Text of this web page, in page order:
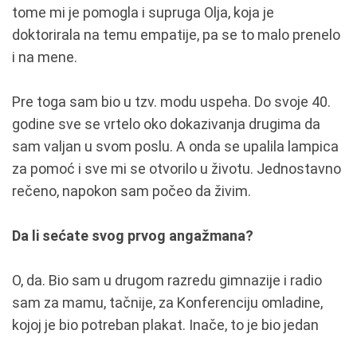
tome mi je pomogla i supruga Olja, koja je
doktorirala na temu empatije, pa se to malo prenelo
i na mene.
Pre toga sam bio u tzv. modu uspeha. Do svoje 40.
godine sve se vrtelo oko dokazivanja drugima da
sam valjan u svom poslu. A onda se upalila lampica
za pomoć i sve mi se otvorilo u životu. Jednostavno
rečeno, napokon sam počeo da živim.
Da li sećate svog prvog angažmana?
O, da. Bio sam u drugom razredu gimnazije i radio
sam za mamu, tačnije, za Konferenciju omladine,
kojoj je bio potreban plakat. Inače, to je bio jedan